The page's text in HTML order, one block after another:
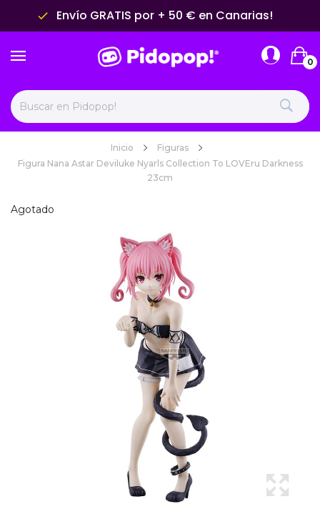
done Envío GRATIS por + 50 € en Canarias!
0
Inicio
Figuras
Figura Nana Astar Deviluke Nyarls Collection To LOVEru Darkness
23cm
Agotado